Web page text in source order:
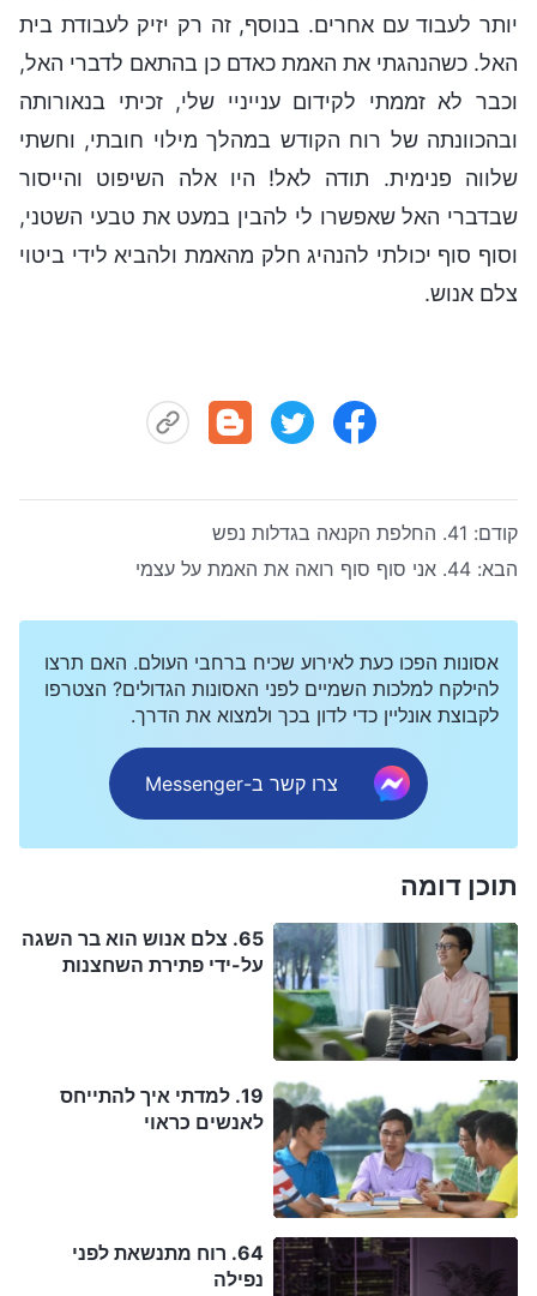
יותר לעבוד עם אחרים. בנוסף, זה רק יזיק לעבודת בית
האל. כשהנהגתי את האמת כאדם כן בהתאם לדברי האל,
וכבר לא זממתי לקידום ענייניי שלי, זכיתי בנאורותה
ובהכוונתה של רוח הקודש במהלך מילוי חובתי, וחשתי
שלווה פנימית. תודה לאל! היו אלה השיפוט והייסור
שבדברי האל שאפשרו לי להבין במעט את טבעי השטני,
וסוף סוף יכולתי להנהיג חלק מהאמת ולהביא לידי ביטוי
צלם אנוש.
קודם: 41. החלפת הקנאה בגדלות נפש
הבא: 44. אני סוף סוף רואה את האמת על עצמי
אסונות הפכו כעת לאירוע שכיח ברחבי העולם. האם תרצו
להילקח למלכות השמיים לפני האסונות הגדולים? הצטרפו
לקבוצת אונליין כדי לדון בכך ולמצוא את הדרך.
צרו קשר ב-Messenger
תוכן דומה
65. צלם אנוש הוא בר השגה
על-ידי פתירת השחצנות
19. למדתי איך להתייחס
לאנשים כראוי
64. רוח מתנשאת לפני
נפילה